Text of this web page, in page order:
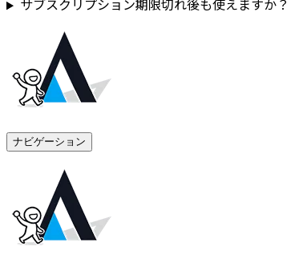
サブスクリプション期限切れ後も使えますか？
ナビゲーション